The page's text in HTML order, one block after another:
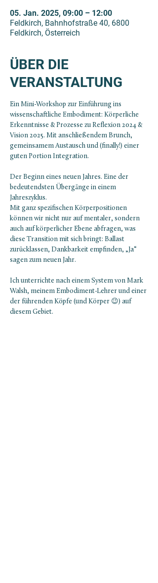
05. Jan. 2025, 09:00 – 12:00
Feldkirch, Bahnhofstraße 40, 6800
Feldkirch, Österreich
ÜBER DIE
VERANSTALTUNG
Ein Mini-Workshop zur Einführung ins
wissenschaftliche Embodiment: Körperliche
Erkenntnisse & Prozesse zu Reflexion 2024 &
Vision 2025. Mit anschließendem Brunch,
gemeinsamem Austausch und (finally!) einer
guten Portion Integration.
Der Beginn eines neuen Jahres. Eine der
bedeutendsten Übergänge in einem
Jahreszyklus.
Mit ganz spezifischen Körperpositionen
können wir nicht nur auf mentaler, sondern
auch auf körperlicher Ebene abfragen, was
diese Transition mit sich bringt: Ballast
zurücklassen, Dankbarkeit empfinden, „Ja“
sagen zum neuen Jahr.
Ich unterrichte nach einem System von Mark
Walsh, meinem Embodiment-Lehrer und einer
der führenden Köpfe (und Körper 😉) auf
diesem Gebiet.